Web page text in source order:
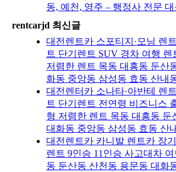
동, 예천, 영주 – 행정사 전문 대
rentcarjd 최신글
대전렌트카 스포티지·모닝 렌
트 단기렌트 SUV 경차 여행 렌
저렴한 렌트 목동 대흥동 둔산
화동 중앙동 삼성동 효동 산내
대전렌터카 소나타·아반테 렌
트 단기렌트 전연령 비즈니스
형 저렴한 렌트 목동 대흥동 둔
대화동 중앙동 삼성동 효동 산
대전렌트카 카니발 렌트카 장
렌트 9인승 11인승 사고대차
동 둔산동 산천동 용문동 대화